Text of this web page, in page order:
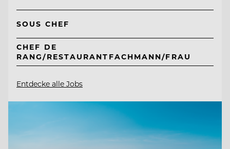
SOUS CHEF
CHEF DE
RANG/RESTAURANTFACHMANN/FRAU
Entdecke alle Jobs